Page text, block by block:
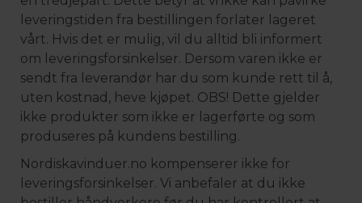
leveringstiden fra bestillingen forlater lageret
vårt. Hvis det er mulig, vil du alltid bli informert
om leveringsforsinkelser. Dersom varen ikke er
sendt fra leverandør har du som kunde rett til å,
uten kostnad, heve kjøpet. OBS! Dette gjelder
ikke produkter som ikke er lagerførte og som
produseres på kundens bestilling.
Nordiskavinduer.no kompenserer ikke for
leveringsforsinkelser. Vi anbefaler at du ikke